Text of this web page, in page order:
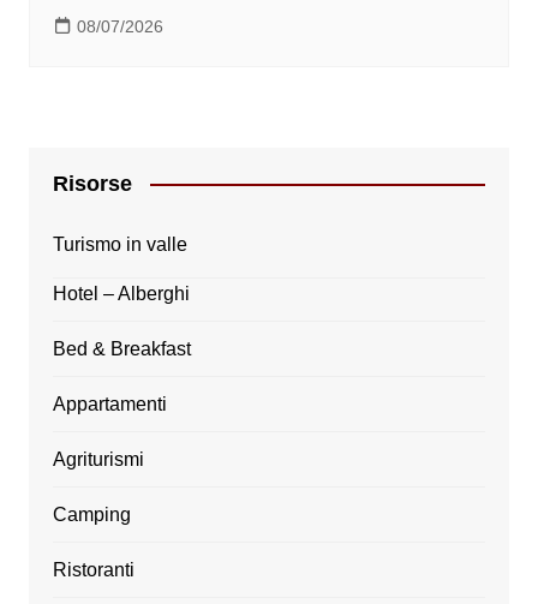
08/07/2026
Risorse
Turismo in valle
Hotel – Alberghi
Bed & Breakfast
Appartamenti
Agriturismi
Camping
Ristoranti